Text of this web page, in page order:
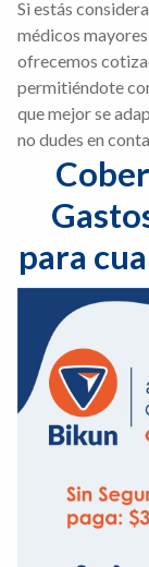
Si estás
médicos
ofrecemos
permitiéndote
que mejor se
no dudes en
para